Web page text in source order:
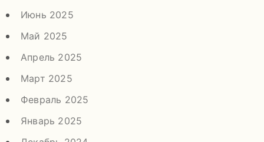
Июнь 2025
Май 2025
Апрель 2025
Март 2025
Февраль 2025
Январь 2025